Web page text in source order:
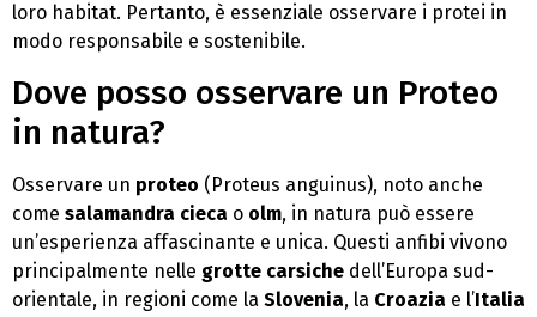
loro habitat. Pertanto, è essenziale osservare i protei in
modo responsabile e sostenibile.
Dove posso osservare un Proteo
in natura?
Osservare un proteo (Proteus anguinus), noto anche
come salamandra cieca o olm, in natura può essere
un’esperienza affascinante e unica. Questi anfibi vivono
principalmente nelle grotte carsiche dell’Europa sud-
orientale, in regioni come la Slovenia, la Croazia e l’Italia